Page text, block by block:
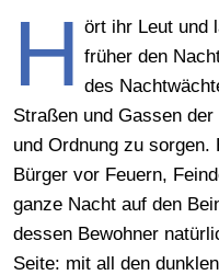
H ört ihr Leut und
früher den
des
Straßen und Gassen
und Ordnung zu
Bürger vor Feuern,
ganze Nacht auf den
dessen Bewohner
Seite: mit all den